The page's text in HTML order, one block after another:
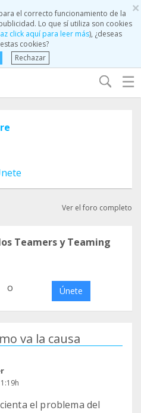
×
el correcto funcionamiento de la
Lo que sí utiliza son cookies
click aquí para leer más), ¿deseas
cookies?
Rechazar
☰
Ver el foro completo
Teamers y Teaming
o Únete
va la causa
el problema del